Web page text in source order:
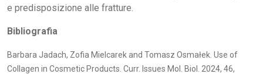
e predisposizione alle fratture.
Bibliografia
Barbara Jadach, Zofia Mielcarek and Tomasz Osmałek. Use of
Collagen in Cosmetic Products. Curr. Issues Mol. Biol. 2024, 46,